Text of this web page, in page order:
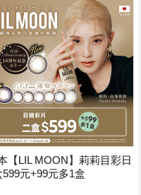
【LIL MOON】莉莉目彩日
599元+99元多1盒